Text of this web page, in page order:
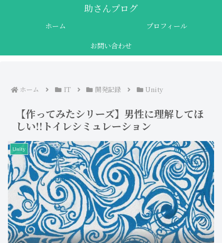
助さんプログ
ホーム
プロフィール
お問い合わせ
ホーム IT 開発記録 Unity
【作ってみたシリーズ】男性に理解してほ
しい!!トイレシミュレーション
Unity